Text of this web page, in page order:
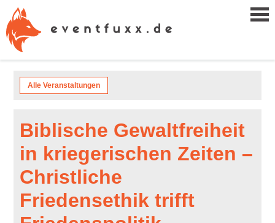
Alle Veranstaltungen
Biblische Gewaltfreiheit
in kriegerischen Zeiten –
Christliche
Friedensethik trifft